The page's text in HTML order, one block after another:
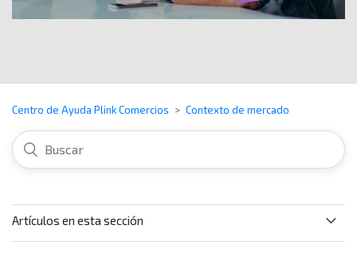
Centro de Ayuda Plink Comercios Contexto de mercado
Artículos en esta sección